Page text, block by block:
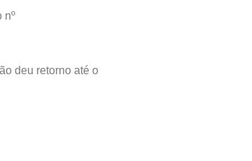
nº
deu retorno até o